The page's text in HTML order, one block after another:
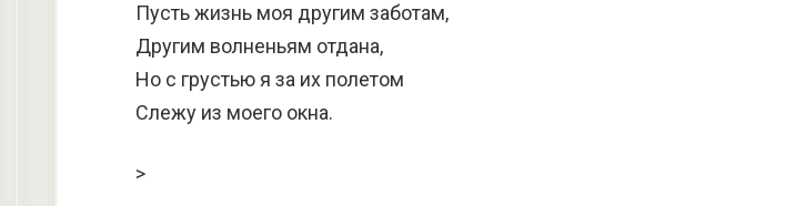
Пусть жизнь моя другим заботам,
Другим волненьям отдана,
Но с грустью я за их полетом
Слежу из моего окна.
>